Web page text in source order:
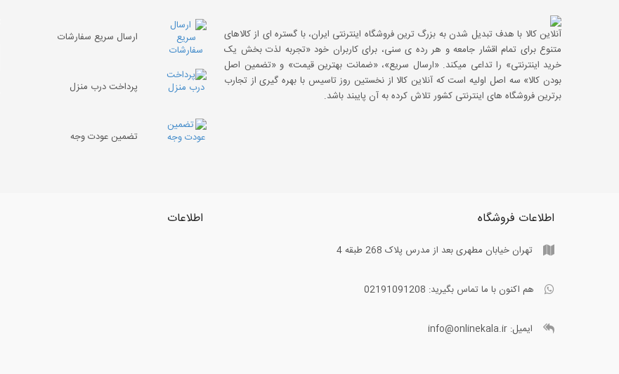
آنلاین کالا با هدف تبدیل شدن به بزرگ ترین فروشگاه اینترنتی ایران، با گستره ای از کالاهای
متنوع برای تمام اقشار جامعه و هر رده ی سنی، برای کاربران خود «تجربه لذت بخش یک
خرید اینترنتی» را تداعی میکند. «ارسال سریع»، «ضمانت بهترین قیمت» و «تضمین اصل
بودن کالا» سه اصل اولیه است که آنلاین کالا از نخستین روز تاسیس با بهره گیری از تجارب
برترین فروشگاه های اینترنتی کشور تلاش کرده به آن پایبند باشد.
ارسال سریع سفارشات
پرداخت درب منزل
تضمین عودت وجه
اطلاعات فروشگاه
تهران خیابان مطهری بعد از مدرس پلاک 268 طبقه 4
هم اکنون با ما تماس بگیرید: 02191091208
ایمیل: info@onlinekala.ir
اطلاعات